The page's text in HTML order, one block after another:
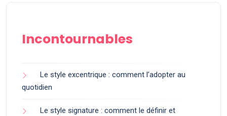
Incontournables
Le style excentrique : comment l’adopter au
quotidien
Le style signature : comment le définir et